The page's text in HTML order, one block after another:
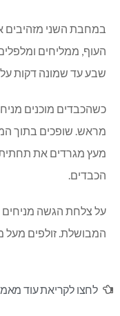
במחבת השני מזהיבים
העוף, ממליחים
שבע עד שמונה דקות
כשהכבדים מוכנים
מראש. שופכים בתוך
מעץ מגרדים את
הכבדים.
על צלחת הגשה
המבושלת. זולפים מעל
לחצו לקריאת עוד